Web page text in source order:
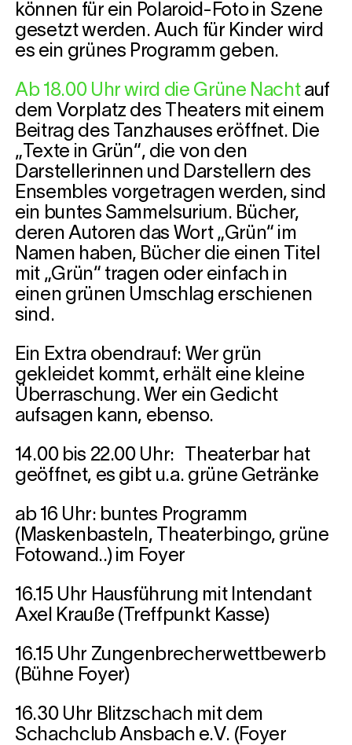
können für ein Polaroid-Foto in Szene
gesetzt werden. Auch für Kinder wird
es ein grünes Programm geben.
Ab 18.00 Uhr wird die Grüne Nacht auf
dem Vorplatz des Theaters mit einem
Beitrag des Tanzhauses eröffnet. Die
„Texte in Grün“, die von den
Darstellerinnen und Darstellern des
Ensembles vorgetragen werden, sind
ein buntes Sammelsurium. Bücher,
deren Autoren das Wort „Grün“ im
Namen haben, Bücher die einen Titel
mit „Grün“ tragen oder einfach in
einen grünen Umschlag erschienen
sind.
Ein Extra obendrauf: Wer grün
gekleidet kommt, erhält eine kleine
Überraschung. Wer ein Gedicht
aufsagen kann, ebenso.
14.00 bis 22.00 Uhr: Theaterbar hat
geöffnet, es gibt u.a. grüne Getränke
ab 16 Uhr: buntes Programm
(Maskenbasteln, Theaterbingo, grüne
Fotowand..) im Foyer
16.15 Uhr Hausführung mit Intendant
Axel Krauße (Treffpunkt Kasse)
16.15 Uhr Zungenbrecherwettbewerb
(Bühne Foyer)
16.30 Uhr Blitzschach mit dem
Schachclub Ansbach e.V. (Foyer